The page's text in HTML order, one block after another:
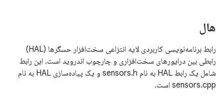
هال
رابط برنامه‌نویسی کاربردی لایه انتزاعی سخت‌افزار حسگرها (HAL)
رابطی بین درایورهای سخت‌افزاری و چارچوب اندروید است. این رابط
شامل یک رابط HAL به نام sensors.h و یک پیاده‌سازی HAL به نام
sensors.cpp است.